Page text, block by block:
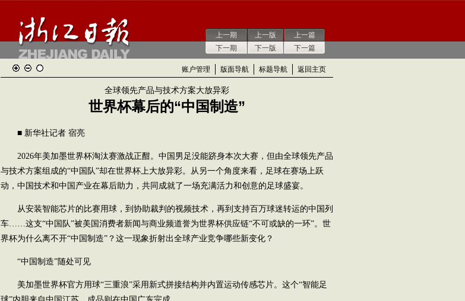
上一期
下一期
上一版
下一版
上一篇
下一篇
账户管理 版面导航 标题导航 返回主页
全球领先产品与技术方案大放异彩
世界杯幕后的“中国制造”
■ 新华社记者 宿亮
2026年美加墨世界杯淘汰赛激战正酣。中国男足没能跻身本次大赛，但由全球领先产品
与技术方案组成的“中国队”却在世界杯上大放异彩。从另一个角度来看，足球在赛场上跃
动，中国技术和中国产业在幕后助力，共同成就了一场充满活力和创意的足球盛宴。
从安装智能芯片的比赛用球，到协助裁判的视频技术，再到支持百万球迷转运的中国列
车……这支“中国队”被美国消费者新闻与商业频道誉为世界杯供应链“不可或缺的一环”。世
界杯为什么离不开“中国制造”？这一现象折射出全球产业竞争哪些新变化？
“中国制造”随处可见
美加墨世界杯官方用球“三重浪”采用新式拼接结构并内置运动传感芯片。这个“智能足